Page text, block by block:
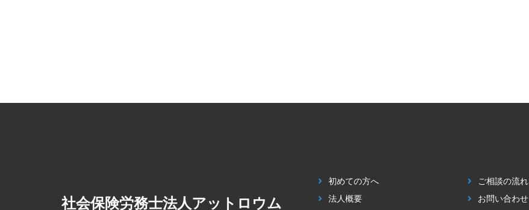
社会保険労務士法人アットロウム
ご相談の流れ
お問い合わせ
初めての方へ
法人概要